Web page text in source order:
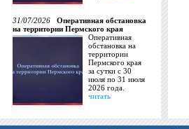
31/07/2026
Оперативная обстановка
на территории Пермского края
Оперативная
обстановка на
территории
Пермского края
за сутки с 30
июля по 31 июля
2026 года.
читать